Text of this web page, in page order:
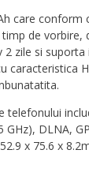
care conform
de vorbire,
zile si suporta
caracteristica
telefonului
DLNA,
x 75.6 x